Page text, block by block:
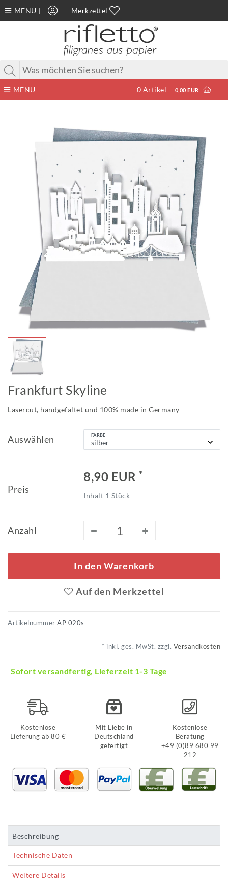
MENU Merkzettel
MENU 0 Artikel - 0,00 EUR
Frankfurt Skyline
Lasercut, handgefaltet und 100% made in Germany
Auswählen FARBE
Preis
8,90 EUR *
Inhalt 1 Stück
Anzahl
In den Warenkorb
Auf den Merkzettel
Artikelnummer AP 020s
* inkl. ges. MwSt. zzgl. Versandkosten
Sofort versandfertig, Lieferzeit 1-3 Tage
Kostenlose
Lieferung ab 80 €
Mit Liebe in
Deutschland
gefertigt
Kostenlose
Beratung
+49 (0)89 680 99
212
Beschreibung
Technische Daten
Weitere Details